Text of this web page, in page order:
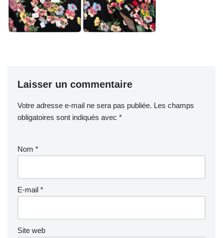
Laisser un commentaire
Votre adresse e-mail ne sera pas publiée. Les champs
obligatoires sont indiqués avec *
Nom *
E-mail *
Site web